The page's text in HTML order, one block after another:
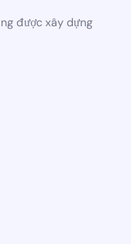
được xây dựng